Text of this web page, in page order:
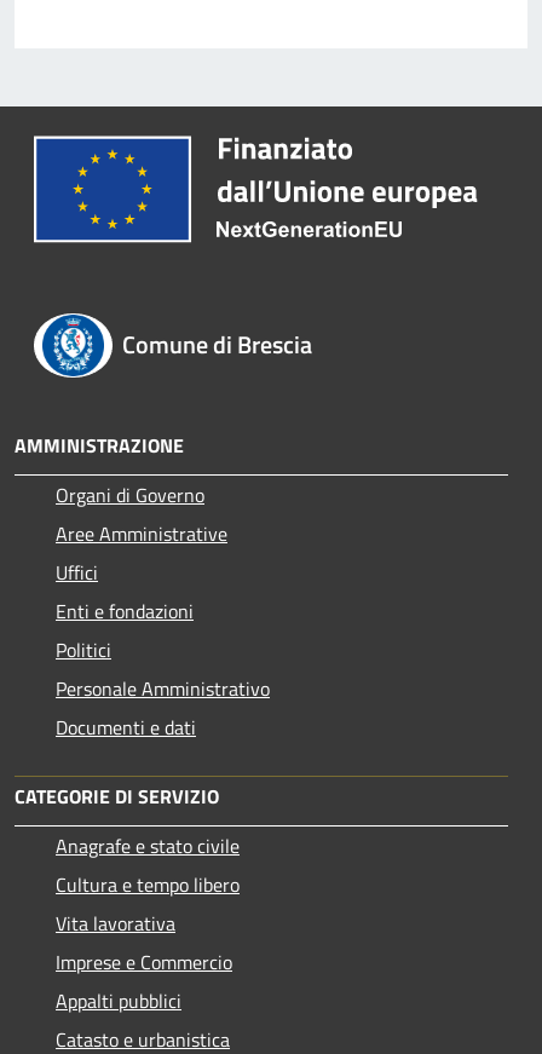
Comune di Brescia
AMMINISTRAZIONE
Organi di Governo
Aree Amministrative
Uffici
Enti e fondazioni
Politici
Personale Amministrativo
Documenti e dati
CATEGORIE DI SERVIZIO
Anagrafe e stato civile
Cultura e tempo libero
Vita lavorativa
Imprese e Commercio
Appalti pubblici
Catasto e urbanistica